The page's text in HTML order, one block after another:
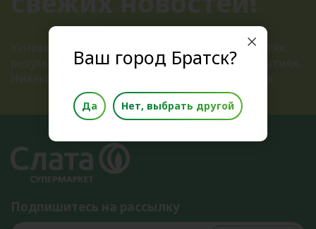
Узнавайте первыми о всех актуальных новостях,
результатах розыгрышей и ближайших открытиях.
Подпишитесь на рассылку
Ваш город Братск?
Да Нет, выбрать другой